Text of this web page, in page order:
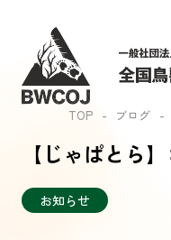
TOP ブログ
【じゃぱとら
お知らせ